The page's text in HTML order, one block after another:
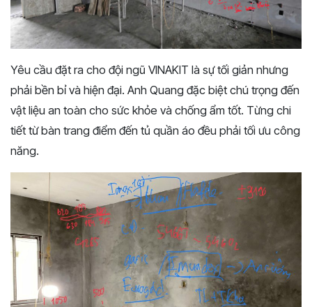
Yêu cầu đặt ra cho đội ngũ VINAKIT là sự tối giản nhưng
phải bền bỉ và hiện đại. Anh Quang đặc biệt chú trọng đến
vật liệu an toàn cho sức khỏe và chống ẩm tốt. Từng chi
tiết từ bàn trang điểm đến tủ quần áo đều phải tối ưu công
năng.